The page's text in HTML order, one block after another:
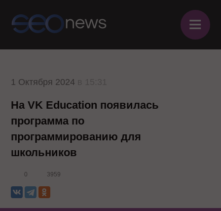
≡
1 Октября 2024
На VK Education появилась
программа по
программированию для
школьников
0 3959